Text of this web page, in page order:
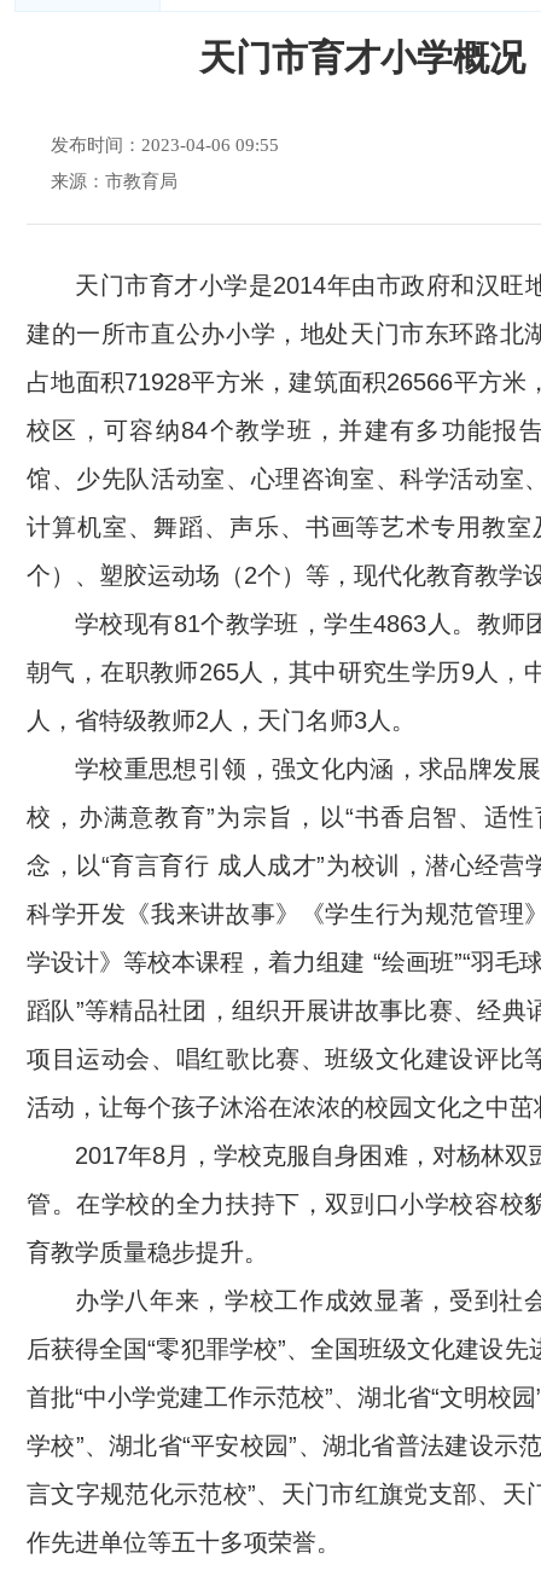
天门市育才小学概况
发布时间：2023-04-06 09:55
来源：市教育局
天门市育才小学是2014年由市政府和汉旺
建的一所市直公办小学，地处天门市东环路北
占地面积71928平方米，建筑面积26566平方米
校区，可容纳84个教学班，并建有多功能报
馆、少先队活动室、心理咨询室、科学活动室
计算机室、舞蹈、声乐、书画等艺术专用教室
个）、塑胶运动场（2个）等，现代化教育教学
学校现有81个教学班，学生4863人。教师
朝气，在职教师265人，其中研究生学历9人，
人，省特级教师2人，天门名师3人。
学校重思想引领，强文化内涵，求品牌发
校，办满意教育”为宗旨，以“书香启智、适
念，以“育言育行 成人成才”为校训，潜心经营
科学开发《我来讲故事》《学生行为规范管理
学设计》等校本课程，着力组建 “绘画班”“羽毛球
蹈队”等精品社团，组织开展讲故事比赛、经典
项目运动会、唱红歌比赛、班级文化建设评比
活动，让每个孩子沐浴在浓浓的校园文化之中茁
2017年8月，学校克服自身困难，对杨林双
管。在学校的全力扶持下，双剅口小学校容校
育教学质量稳步提升。
办学八年来，学校工作成效显著，受到社
后获得全国“零犯罪学校”、全国班级文化建设先
首批“中小学党建工作示范校”、湖北省“文明校园
学校”、湖北省“平安校园”、湖北省普法建设示
言文字规范化示范校”、天门市红旗党支部、天
作先进单位等五十多项荣誉。